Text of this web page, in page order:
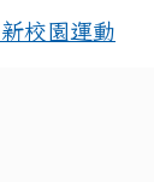
校園運動